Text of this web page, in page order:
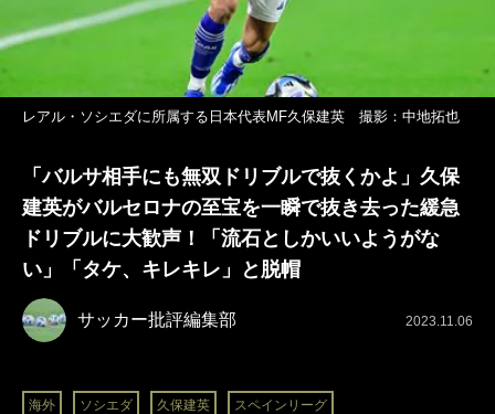
レアル・ソシエダに所属する日本代表MF久保建英 撮影：中地拓也
「バルサ相手にも無双ドリブルで抜くかよ」久保
建英がバルセロナの至宝を一瞬で抜き去った緩急
ドリブルに大歓声！「流石としかいいようがな
い」「タケ、キレキレ」と脱帽
サッカー批評編集部 2023.11.06
海外 ソシエダ 久保建英 スペインリーグ